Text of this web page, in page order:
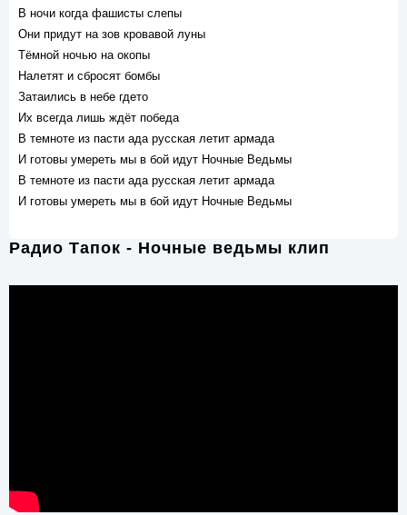
В ночи когда фашисты слепы
Они придут на зов кровавой луны
Тёмной ночью на окопы
Налетят и сбросят бомбы
Затаились в небе гдето
Их всегда лишь ждёт победа
В темноте из пасти ада русская летит армада
И готовы умереть мы в бой идут Ночные Ведьмы
В темноте из пасти ада русская летит армада
И готовы умереть мы в бой идут Ночные Ведьмы
Радио Тапок - Ночные ведьмы клип